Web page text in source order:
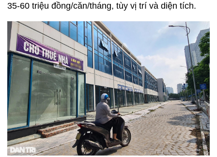
35-60 triệu đồng/căn/tháng, tùy vị trí và diện tích.